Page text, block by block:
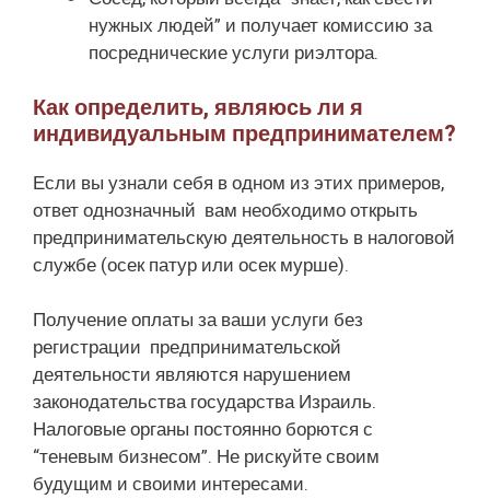
нужных людей” и получает комиссию за
посреднические услуги риэлтора.
Как определить, являюсь ли я
индивидуальным предпринимателем?
Если вы узнали себя в одном из этих примеров,
ответ однозначный вам необходимо открыть
предпринимательскую деятельность в налоговой
службе (осек патур или осек мурше).
Получение оплаты за ваши услуги без
регистрации предпринимательской
деятельности являются нарушением
законодательства государства Израиль.
Налоговые органы постоянно борются с
“теневым бизнесом”. Не рискуйте своим
будущим и своими интересами.